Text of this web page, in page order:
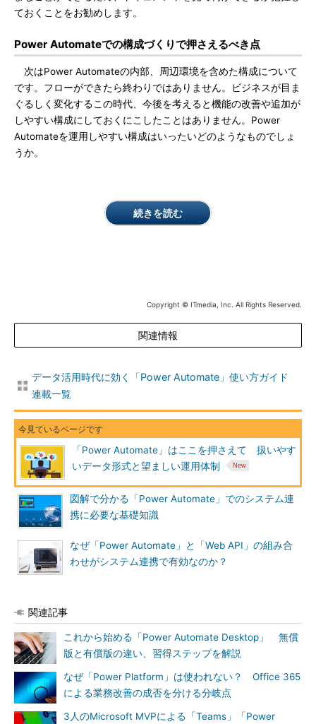
ておくことをお勧めします。
Power Automateでの構成づくりで押さえるべき点
次はPower Automateの内部、周辺環境を含めた構成について
です。フローができたら終わりではありません。ビジネスが目ま
ぐるしく変化するこの時代、今後を考えると機能の改善や追加が
しやすい構成にしておくにこしたことはありません。Power
Automateを運用しやすい構成はいったいどのようなものでしょ
うか。
続きを読む
Copyright © ITmedia, Inc. All Rights Reserved.
関連情報
データ活用時代に効く「Power Automate」使い方ガイド
連載一覧
「Power Automate」はここを押さえて 扱いやす
いデータ形式と望ましい運用体制
図解で分かる「Power Automate」でのシステム連
携に必要な基礎知識
なぜ「Power Automate」と「Web API」の組み合
わせがシステム連携で有効なのか？
関連記事
これから始める「Power Automate Desktop」 無償
版と有償版の違い、習得ステップを解説
なぜ「Power Platform」は使われない？ Office 365
による業務改善の成否を分ける分岐点
3人のMicrosoft MVPによる「Teams」「Power